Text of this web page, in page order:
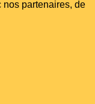
nos partenaires, de